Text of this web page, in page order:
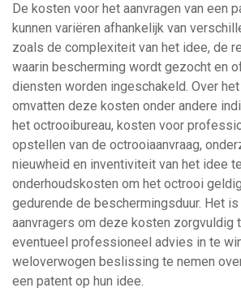
De kosten voor het aanvragen van een
kunnen variëren afhankelijk van
zoals de complexiteit van het idee, de
waarin bescherming wordt gezocht en
diensten worden ingeschakeld. Over
omvatten deze kosten onder andere
het octrooibureau, kosten voor
opstellen van de octrooiaanvraag,
nieuwheid en inventiviteit van het idee
onderhoudskosten om het octrooi
gedurende de beschermingsduur. Het
aanvragers om deze kosten zorgvuldig
eventueel professioneel advies in te
weloverwogen beslissing te nemen
een patent op hun idee.